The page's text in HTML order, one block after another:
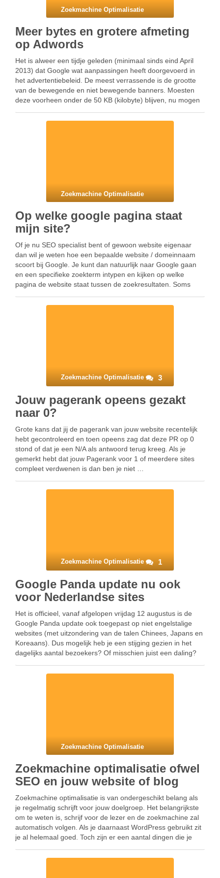
Zoekmachine Optimalisatie
Meer bytes en grotere afmeting
op Adwords
Het is alweer een tijdje geleden (minimaal sinds eind April
2013) dat Google wat aanpassingen heeft doorgevoerd in
het advertentiebeleid. De meest verrassende is de grootte
van de bewegende en niet bewegende banners. Moesten
deze voorheen onder de 50 KB (kilobyte) blijven, nu mogen
Zoekmachine Optimalisatie
Op welke google pagina staat
mijn site?
Of je nu SEO specialist bent of gewoon website eigenaar
dan wil je weten hoe een bepaalde website / domeinnaam
scoort bij Google. Je kunt dan natuurlijk naar Google gaan
en een specifieke zoekterm intypen en kijken op welke
pagina de website staat tussen de zoekresultaten. Soms
Zoekmachine Optimalisatie 3
Jouw pagerank opeens gezakt
naar 0?
Grote kans dat jij de pagerank van jouw website recentelijk
hebt gecontroleerd en toen opeens zag dat deze PR op 0
stond of dat je een N/A als antwoord terug kreeg. Als je
gemerkt hebt dat jouw Pagerank voor 1 of meerdere sites
compleet verdwenen is dan ben je niet …
Zoekmachine Optimalisatie 1
Google Panda update nu ook
voor Nederlandse sites
Het is officieel, vanaf afgelopen vrijdag 12 augustus is de
Google Panda update ook toegepast op niet engelstalige
websites (met uitzondering van de talen Chinees, Japans en
Koreaans). Dus mogelijk heb je een stijging gezien in het
dagelijks aantal bezoekers? Of misschien juist een daling?
Zoekmachine Optimalisatie
Zoekmachine optimalisatie ofwel
SEO en jouw website of blog
Zoekmachine optimalisatie is van ondergeschikt belang als
je regelmatig schrijft voor jouw doelgroep. Het belangrijkste
om te weten is, schrijf voor de lezer en de zoekmachine zal
automatisch volgen. Als je daarnaast WordPress gebruikt zit
je al helemaal goed. Toch zijn er een aantal dingen die je